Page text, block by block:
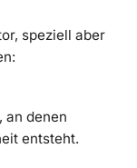
speziell aber
an denen
entsteht.